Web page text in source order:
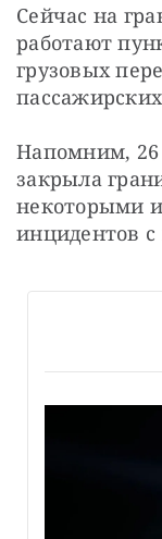
Сейчас на
работают
грузовых
Напомним, 26
закрыла
некоторыми
инцидентов с